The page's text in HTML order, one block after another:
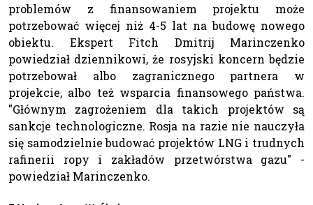
problemów z finansowaniem projektu może
potrzebować więcej niż 4-5 lat na budowę nowego
obiektu. Ekspert Fitch Dmitrij Marinczenko
powiedział dziennikowi, że rosyjski koncern będzie
potrzebował albo zagranicznego partnera w
projekcie, albo też wsparcia finansowego państwa.
"Głównym zagrożeniem dla takich projektów są
sankcje technologiczne. Rosja na razie nie nauczyła
się samodzielnie budować projektów LNG i trudnych
rafinerii ropy i zakładów przetwórstwa gazu" -
powiedział Marinczenko.